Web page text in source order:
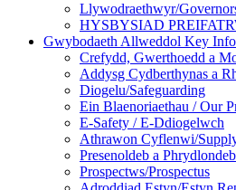
Llywodraethwyr/
HYSBYSIAD
Gwybodaeth Allweddol Key
Crefydd, Gwerthoedd a
Addysg Cydberthynas a
Diogelu/Safeguarding
Ein Blaenoriaethau / Our
E-Safety / E-Ddiogelwch
Athrawon Cyflenwi/
Presenoldeb a
Prospectws/Prospectus